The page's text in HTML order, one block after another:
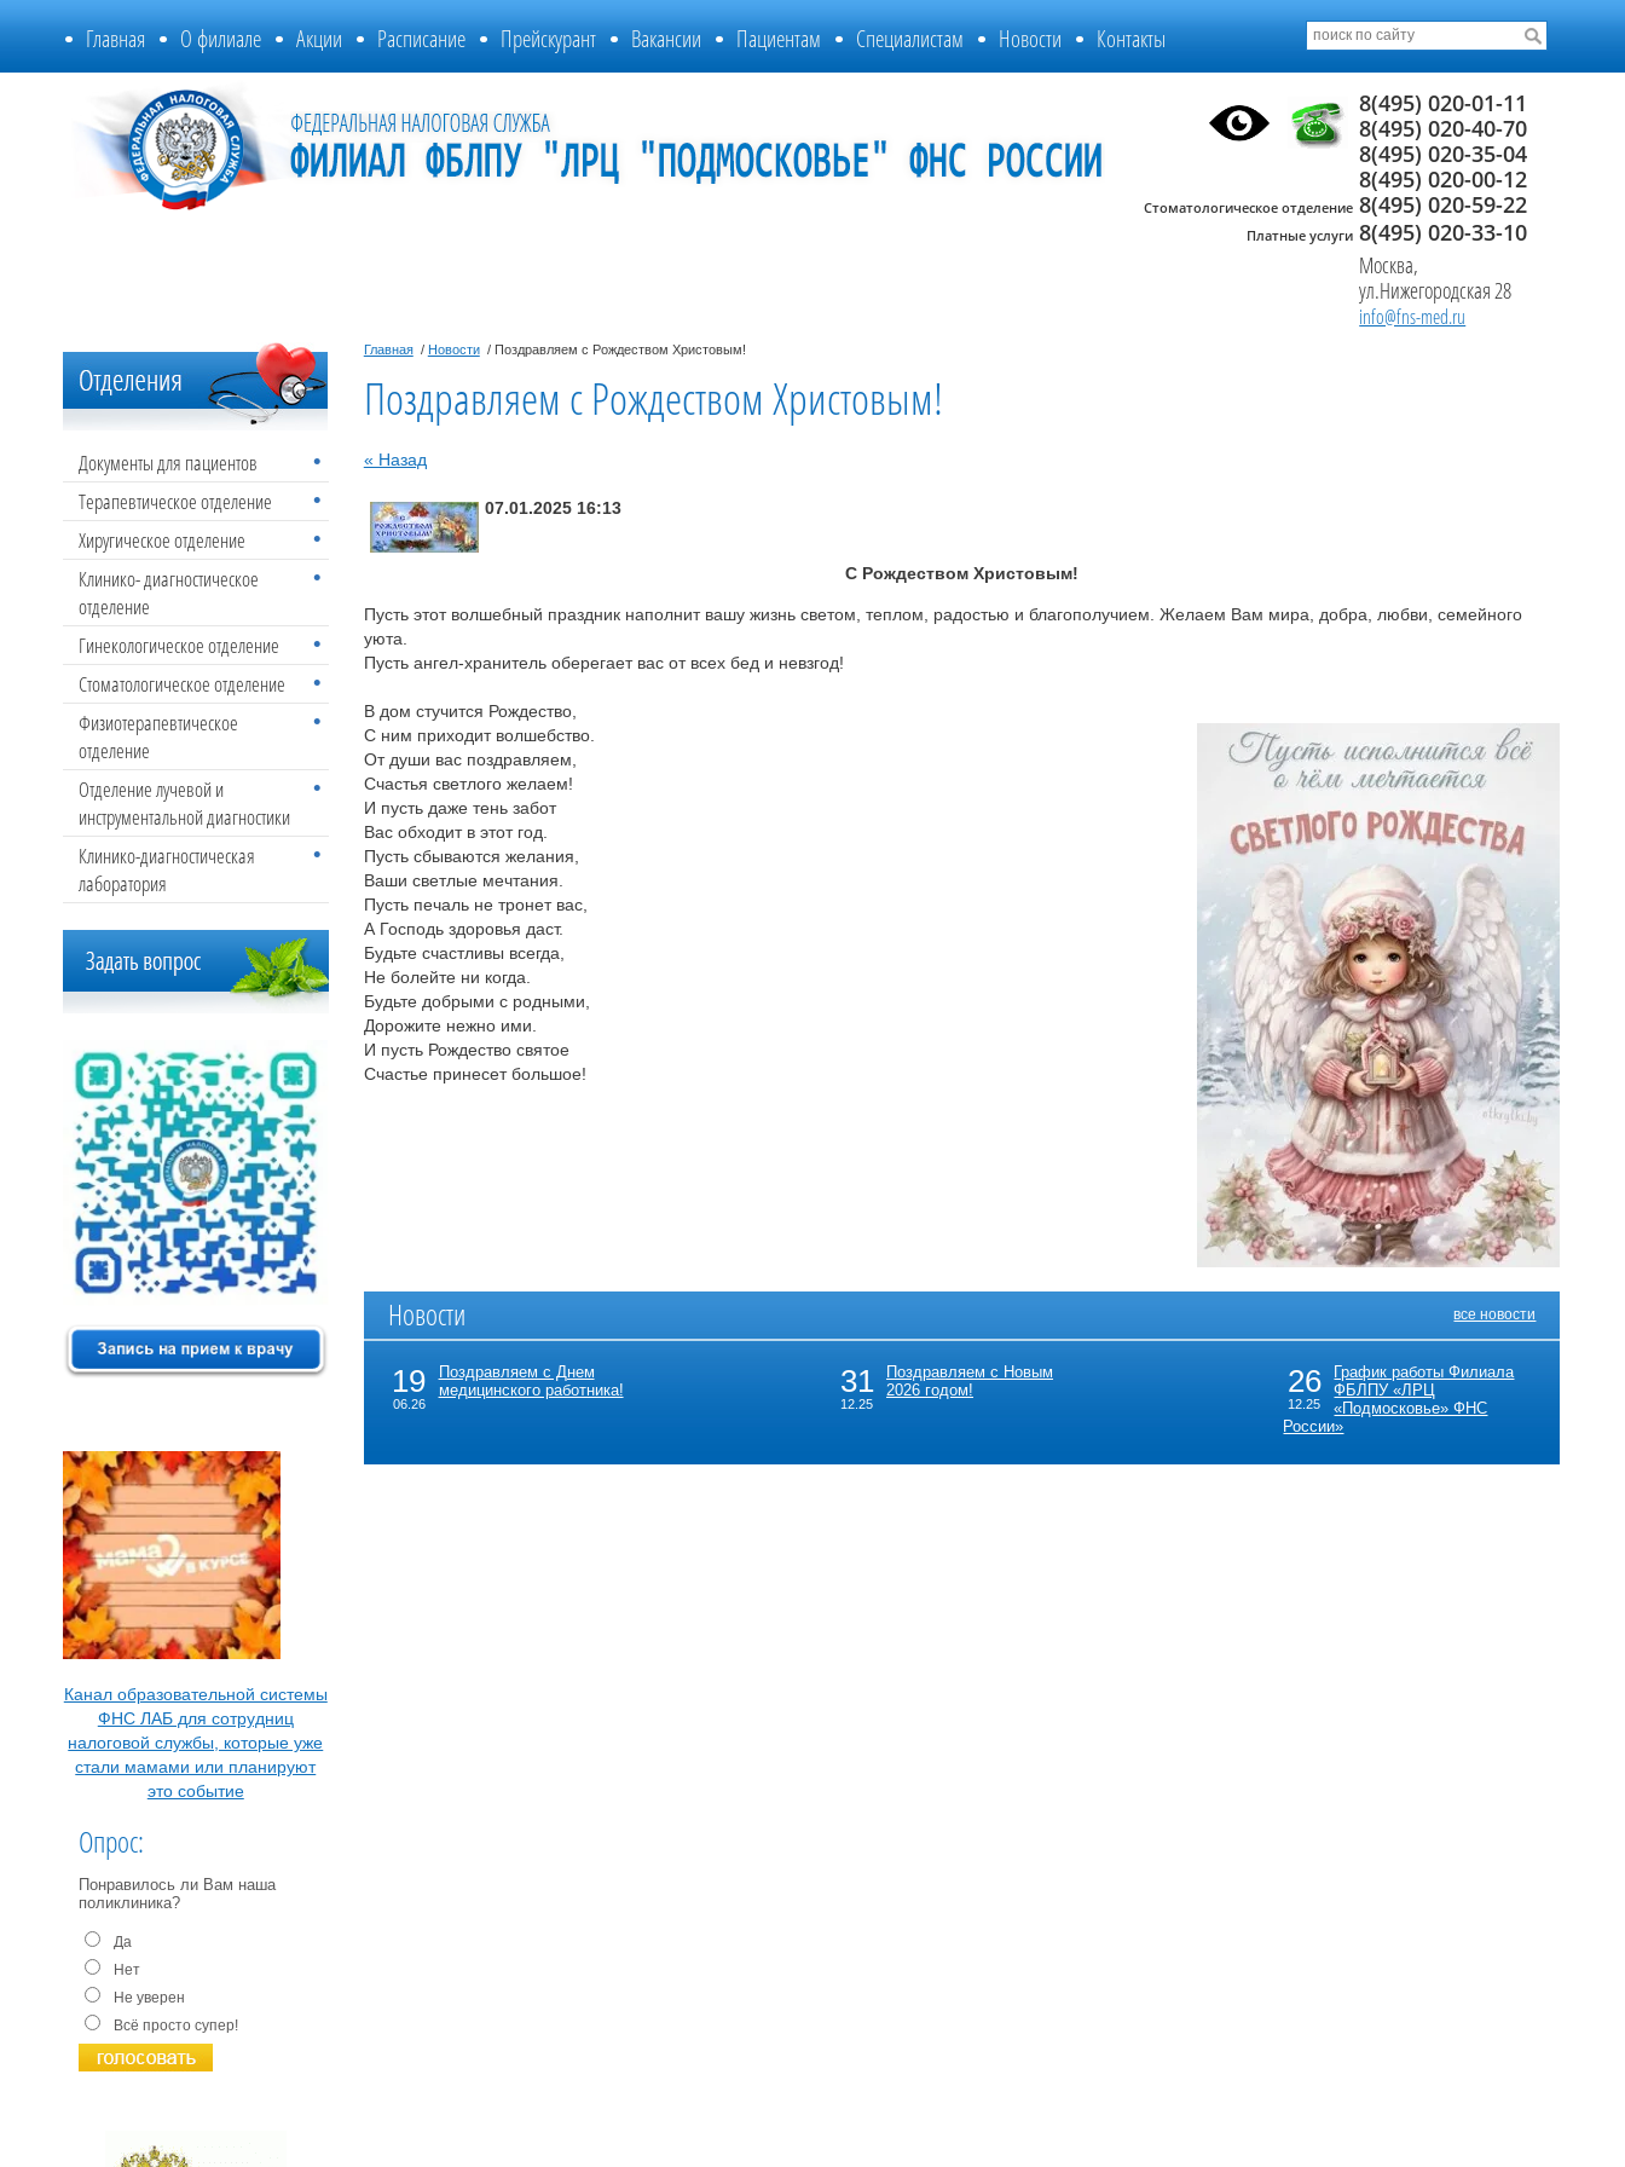
Главная О филиале Акции Расписание Прейскурант Вакансии Пациентам Специалистам Новости Контакты
8(495) 020-01-11
8(495) 020-40-70
8(495) 020-35-04
8(495) 020-00-12
Стоматологическое отделение 8(495) 020-59-22
Платные услуги 8(495) 020-33-10
Москва,
ул.Нижегородская 28
info@fns-med.ru
Главная/ Новости/ Поздравляем с Рождеством Христовым!
Поздравляем с Рождеством Христовым!
« Назад
07.01.2025 16:13
С Рождеством Христовым!
Пусть этот волшебный праздник наполнит вашу жизнь светом, теплом, радостью и благополучием. Желаем Вам мира, добра, любви, семейного
уюта.
Пусть ангел-хранитель оберегает вас от всех бед и невзгод!
В дом стучится Рождество,
С ним приходит волшебство.
От души вас поздравляем,
Счастья светлого желаем!
И пусть даже тень забот
Вас обходит в этот год.
Пусть сбываются желания,
Ваши светлые мечтания.
Пусть печаль не тронет вас,
А Господь здоровья даст.
Будьте счастливы всегда,
Не болейте ни когда.
Будьте добрыми с родными,
Дорожите нежно ими.
И пусть Рождество святое
Счастье принесет большое!
Новости все новости
19
06.26
Поздравляем с Днем
медицинского работника!
31
12.25
Поздравляем с Новым
2026 годом!
26
12.25
График работы Филиала
ФБЛПУ «ЛРЦ
«Подмосковье» ФНС
России»
Документы для пациентов
Терапевтическое отделение
Хиругическое отделение
Клинико- диагностическое
отделение
Гинекологическое отделение
Стоматологическое отделение
Физиотерапевтическое
отделение
Отделение лучевой и
инструментальной диагностики
Клинико-диагностическая
лаборатория
Канал образовательной системы
ФНС ЛАБ для сотрудниц
налоговой службы, которые уже
стали мамами или планируют
это событие
Опрос:
Понравилось ли Вам наша
поликлиника?
Да
Нет
Не уверен
Всё просто супер!